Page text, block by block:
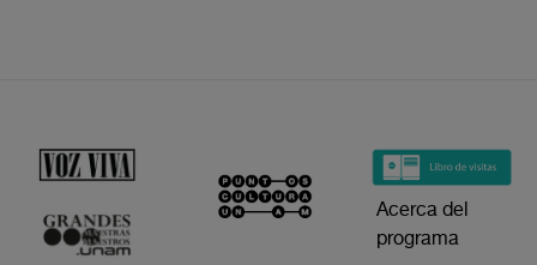
Acerca del
programa